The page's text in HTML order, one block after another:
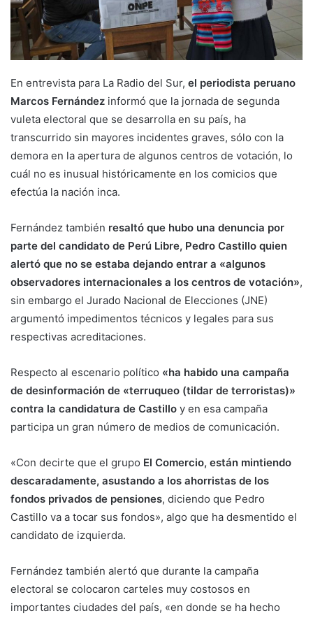
En entrevista para La Radio del Sur, el periodista peruano
Marcos Fernández informó que la jornada de segunda
vuleta electoral que se desarrolla en su país, ha
transcurrido sin mayores incidentes graves, sólo con la
demora en la apertura de algunos centros de votación, lo
cuál no es inusual históricamente en los comicios que
efectúa la nación inca.
Fernández también resaltó que hubo una denuncia por
parte del candidato de Perú Libre, Pedro Castillo quien
alertó que no se estaba dejando entrar a «algunos
observadores internacionales a los centros de votación»,
sin embargo el Jurado Nacional de Elecciones (JNE)
argumentó impedimentos técnicos y legales para sus
respectivas acreditaciones.
Respecto al escenario político «ha habido una campaña
de desinformación de «terruqueo (tildar de terroristas)»
contra la candidatura de Castillo y en esa campaña
participa un gran número de medios de comunicación.
«Con decirte que el grupo El Comercio, están mintiendo
descaradamente, asustando a los ahorristas de los
fondos privados de pensiones, diciendo que Pedro
Castillo va a tocar sus fondos», algo que ha desmentido el
candidato de izquierda.
Fernández también alertó que durante la campaña
electoral se colocaron carteles muy costosos en
importantes ciudades del país, «en donde se ha hecho